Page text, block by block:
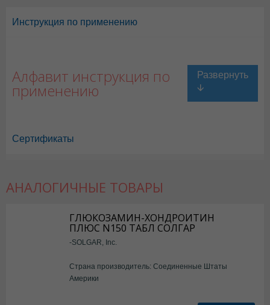
Инструкция по применению
Алфавит инструкция по
применению
Алфавит в Астане, Алфавит в Уральске,
Сертификаты
АНАЛОГИЧНЫЕ ТОВАРЫ
ГЛЮКОЗАМИН-ХОНДРОИТИН
ПЛЮС N150 ТАБЛ СОЛГАР
-SOLGAR, Inc.
Страна производитель: Соединенные Штаты
Америки